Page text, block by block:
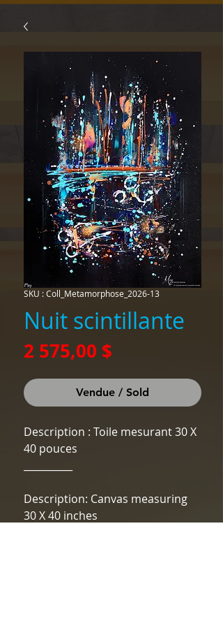
SKU : Coll_Metamorphose_2026-13
Nuit scintillante
2 575,00 $
Vendue / Sold
Description : Toile mesurant 30 X
40 pouces
Description: Canvas measuring
30 X 40 inches